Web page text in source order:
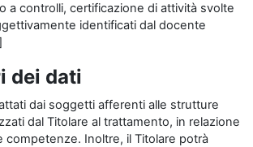
a controlli, certificazione di attività svolte
identificati dal docente
dei dati
dai soggetti afferenti alle strutture
dal Titolare al trattamento, in relazione
competenze. Inoltre, il Titolare potrà